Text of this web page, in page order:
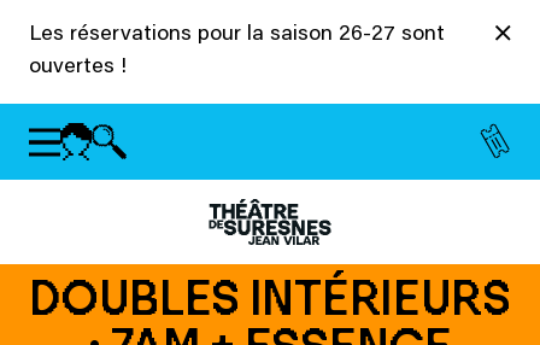
Les réservations pour la saison 26-27 sont
ouvertes !
DOUBLES INTÉRIEURS